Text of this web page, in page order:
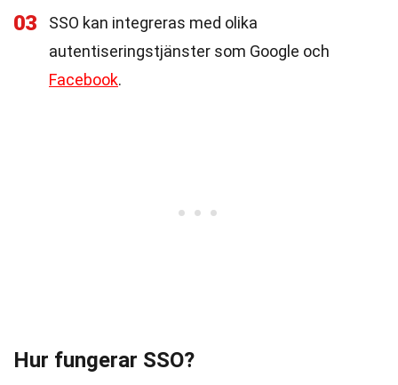
03
SSO kan integreras med olika
autentiseringstjänster som Google och
Facebook.
Hur fungerar SSO?